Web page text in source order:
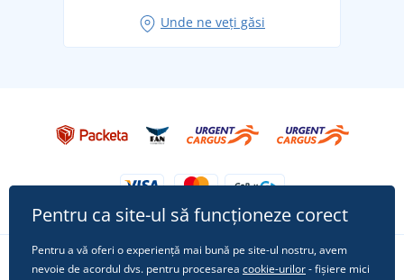
Tricoul preferat City în rol principal: ținute pentru
Unde ne veți găsi
Urmărește-ne pe rețelele sociale
Pentru ca site-ul să funcționeze corect
Pentru a vă oferi o experiență mai bună pe site-ul nostru, avem
nevoie de acordul dvs. pentru procesarea cookie-urilor- fișiere mici